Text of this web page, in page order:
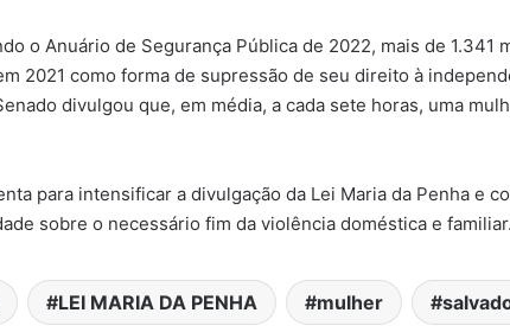
o Anuário de Segurança Pública de 2022, mais de 1.341
2021 como forma de supressão de seu direito à
divulgou que, em média, a cada sete horas, uma
para intensificar a divulgação da Lei Maria da Penha e
sobre o necessário fim da violência doméstica e familiar.
LEI MARIA DA PENHA mulher